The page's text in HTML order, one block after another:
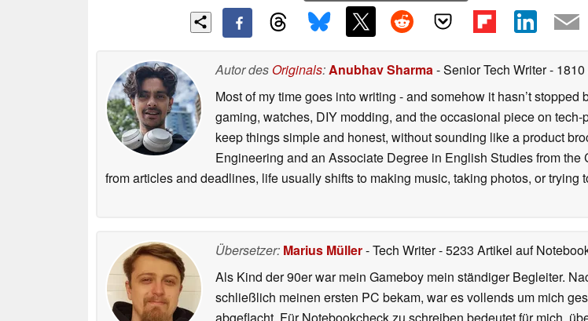
Autor des Originals:Anubhav Sharma- Senior Tech Writer-
Most of my time goes into writing - and somehow it hasn’t
gaming, watches, DIY modding, and the occasional piece on
keep things simple and honest, without sounding like a product
Engineering and an Associate Degree in English Studies from
from articles and deadlines, life usually shifts to making music, taking photos, or
Übersetzer: Marius Müller- Tech Writer- 5233 Artikel auf
Als Kind der 90er war mein Gameboy mein ständiger Begleiter.
schließlich meinen ersten PC bekam, war es vollends um mich
abgeflacht. Für Notebookcheck zu schreiben bedeutet für mich,